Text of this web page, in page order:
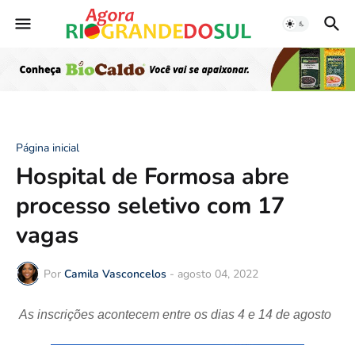
Página inicial
Hospital de Formosa abre
processo seletivo com 17
vagas
Por Camila Vasconcelos - agosto 04, 2022
As inscrições acontecem entre os dias 4 e 14 de agosto